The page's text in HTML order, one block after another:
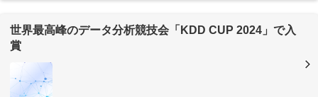
世界最高峰のデータ分析競技会「KDD CUP 2024」で入
賞